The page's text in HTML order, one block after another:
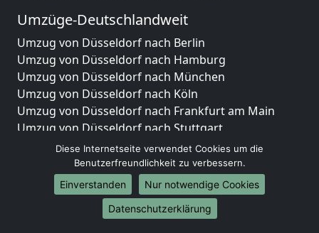
Umzüge-Deutschlandweit
Umzug von Düsseldorf nach Berlin
Umzug von Düsseldorf nach Hamburg
Umzug von Düsseldorf nach München
Umzug von Düsseldorf nach Köln
Umzug von Düsseldorf nach Frankfurt am Main
Umzug von Düsseldorf nach Stuttgart
Umzug von Düsseldorf nach Düsseldorf
Umzug von Düsseldorf nach Leipzig
Umzug von Düsseldorf nach Dortmund
Umzug von Düsseldorf nach Essen
Umzug von Düsseldorf nach Bremen
Diese Internetseite verwendet Cookies um die
Benutzerfreundlichkeit zu verbessern.
Einverstanden
Nur notwendige Cookies
Datenschutzerklärung